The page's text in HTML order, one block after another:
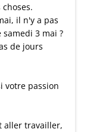
il n'y a pas
3 mai ?
de jours
votre passion
aller travailler,